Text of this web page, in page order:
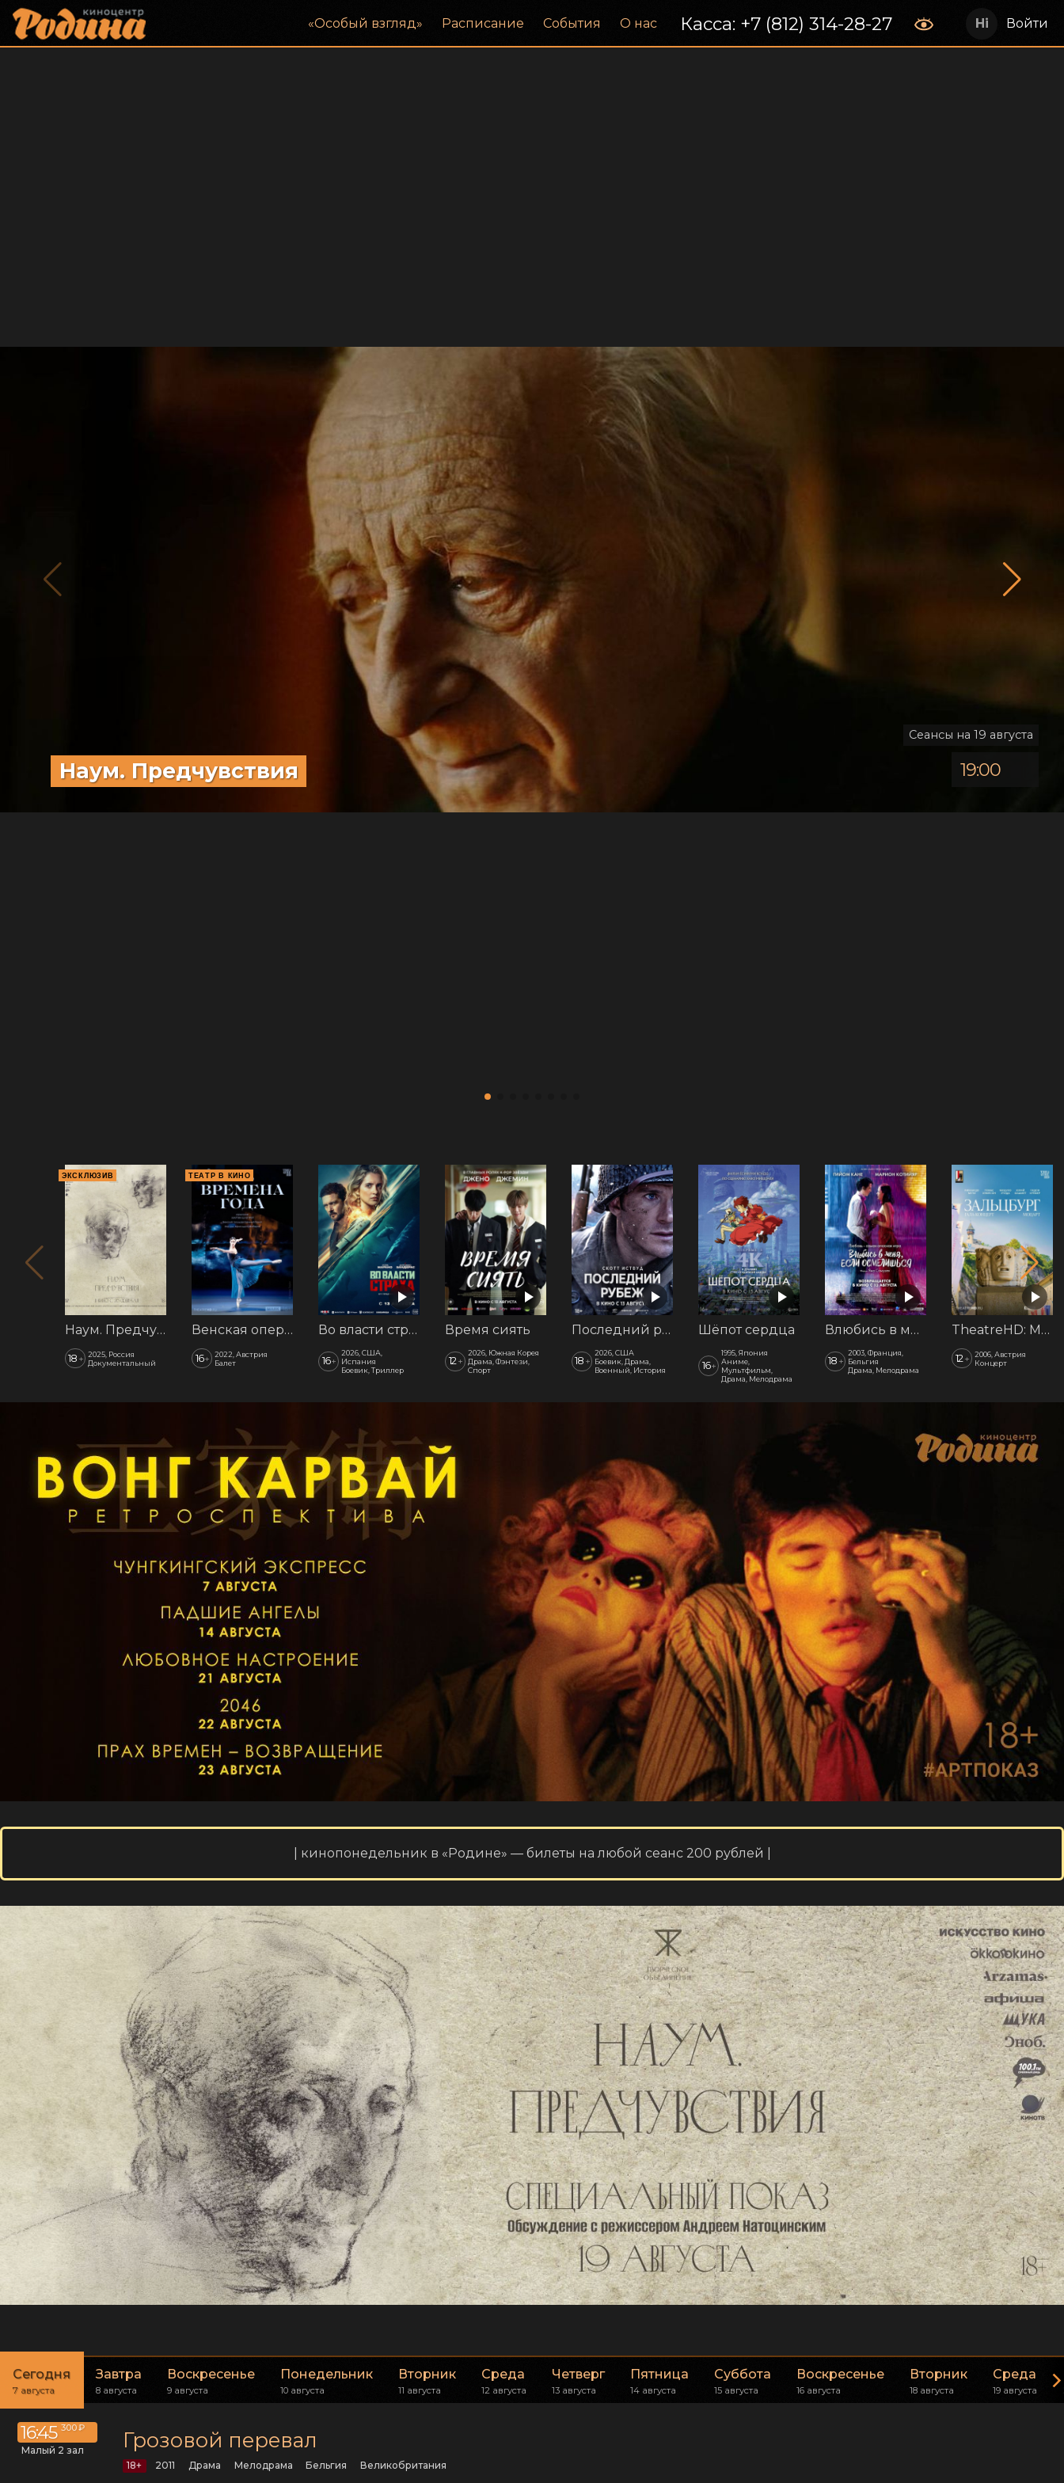
«‎Особый взгляд» Расписание События О нас Касса: +7 (812) 314-28-27 Войти
Наум. Предчувствия
Сеансы на 19 августа
19:00
ЭКСКЛЮЗИВ
Наум. Предчувствия
18 +
2025, Россия
Документальный
ТЕАТР В КИНО
Венская опера: Времена года
16+
2022, Австрия
Балет
Во власти страха
16+
2026, США,
Испания
Боевик, Триллер
Время сиять
12+
2026, Южная Корея
Драма, Фэнтези,
Спорт
Последний рубеж
18 +
2026, США
Боевик, Драма,
Военный, История
Шёпот сердца
16+
1995, Япония
Аниме,
Мультфильм,
Драма, Мелодрама
Влюбись в меня, если осмелишься
18 +
2003, Франция,
Бельгия
Драма, Мелодрама
TheatreHD: Моцарт. Гала-концерт из Зальцбурга
12 +
2006, Австрия
Концерт
| кинопонедельник в «Родине» — билеты на любой сеанс 200 рублей |
Сегодня
7 августа
Завтра
8 августа
Воскресенье
9 августа
Понедельник
10 августа
Вторник
11 августа
Среда
12 августа
Четверг
13 августа
Пятница
14 августа
Суббота
15 августа
Воскресенье
16 августа
Вторник
18 августа
Среда
19 августа
16:45 300 ₽
Малый 2 зал Грозовой перевал
18+ 2011 драма мелодрама Бельгия Великобритания